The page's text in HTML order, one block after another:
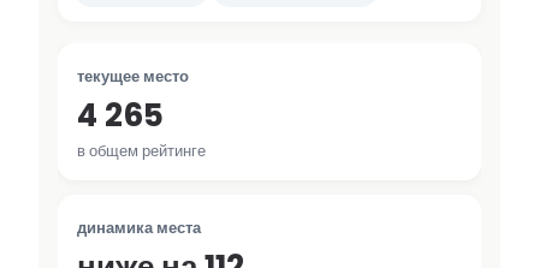
текущее место
4 265
в общем рейтинге
динамика места